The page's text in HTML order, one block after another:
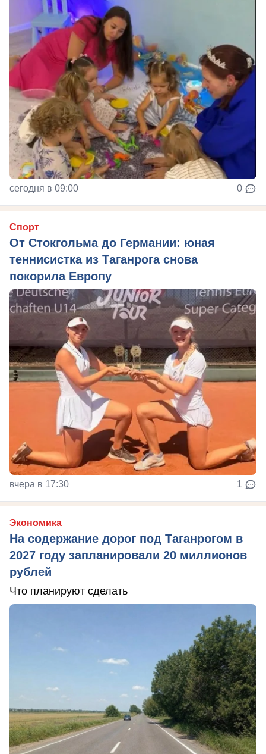
сегодня в 09:00 0
Спорт
От Стокгольма до Германии: юная
теннисистка из Таганрога снова
покорила Европу
вчера в 17:30 1
Экономика
На содержание дорог под Таганрогом в
2027 году запланировали 20 миллионов
рублей
Что планируют сделать